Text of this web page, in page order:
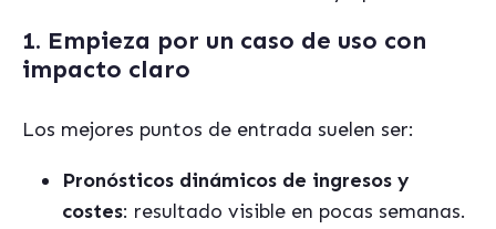
1. Empieza por un caso de uso con
impacto claro
Los mejores puntos de entrada suelen ser:
Pronósticos dinámicos de ingresos y
costes: resultado visible en pocas semanas.